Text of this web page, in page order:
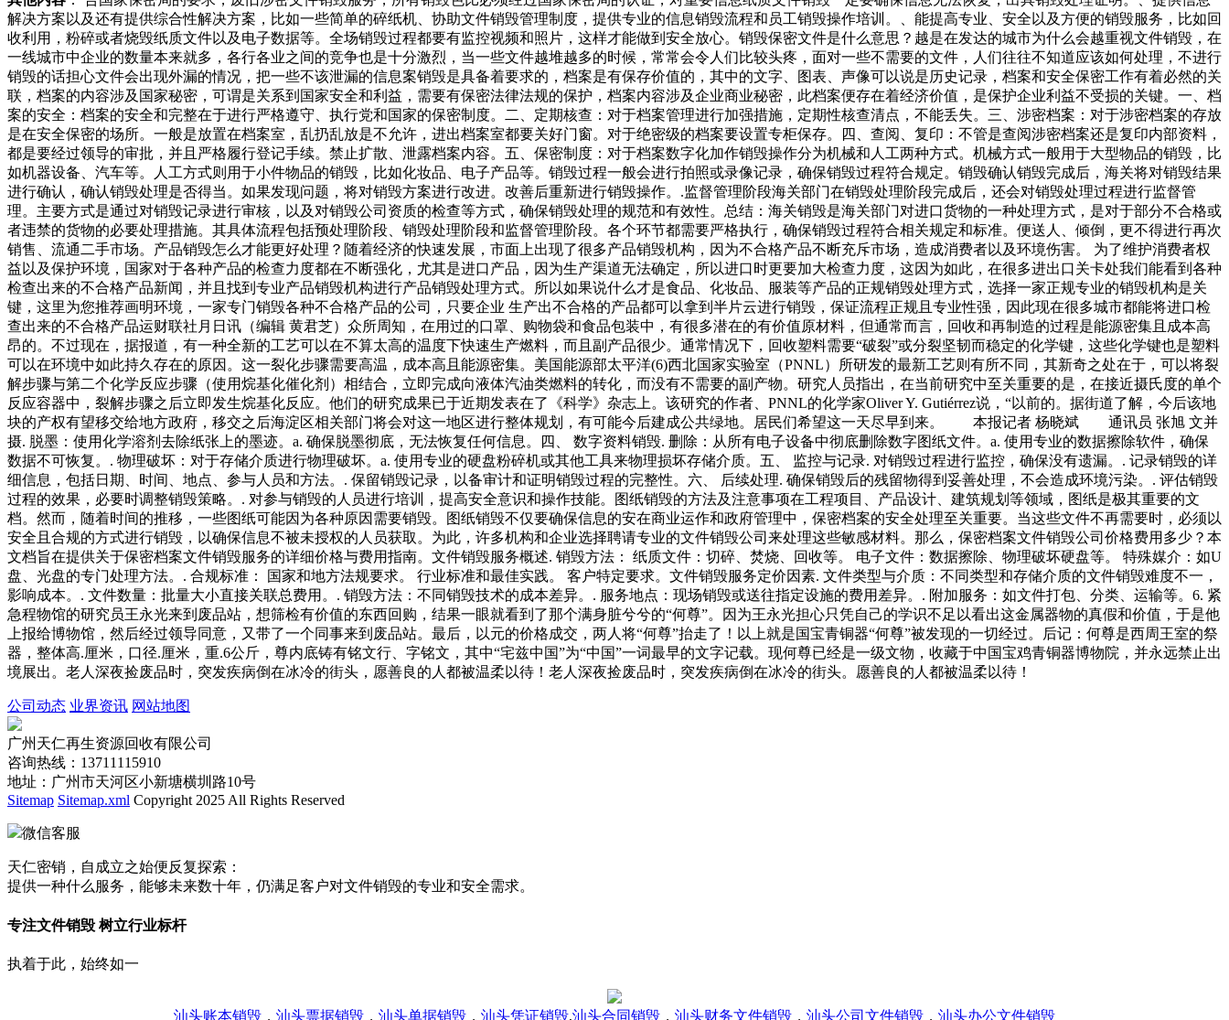
解决方案以及还有提供综合性解决方案，比如一些简单的碎纸机、协助文件销毁管理制度，提供专业的信息销毁流程和员工销毁操作培训。、能提高专业、安全以及方便的销毁服务，比如回
收利用，粉碎或者烧毁纸质文件以及电子数据等。全场销毁过程都要有监控视频和照片，这样才能做到安全放心。销毁保密文件是什么意思？越是在发达的城市为什么会越重视文件销毁，在
一线城市中企业的数量本来就多，各行各业之间的竞争也是十分激烈，当一些文件越堆越多的时候，常常会令人们比较头疼，面对一些不需要的文件，人们往往不知道应该如何处理，不进行
销毁的话担心文件会出现外漏的情况，把一些不该泄漏的信息案销毁是具备着要求的，档案是有保存价值的，其中的文字、图表、声像可以说是历史记录，档案和安全保密工作有着必然的关
联，档案的内容涉及国家秘密，可谓是关系到国家安全和利益，需要有保密法律法规的保护，档案内容涉及企业商业秘密，此档案便存在着经济价值，是保护企业利益不受损的关键。一、档
案的安全：档案的安全和完整在于进行严格遵守、执行党和国家的保密制度。二、定期核查：对于档案管理进行加强措施，定期性核查清点，不能丢失。三、涉密档案：对于涉密档案的存放
是在安全保密的场所。一般是放置在档案室，乱扔乱放是不允许，进出档案室都要关好门窗。对于绝密级的档案要设置专柜保存。四、查阅、复印：不管是查阅涉密档案还是复印内部资料，
都是要经过领导的审批，并且严格履行登记手续。禁止扩散、泄露档案内容。五、保密制度：对于档案数字化加作销毁操作分为机械和人工两种方式。机械方式一般用于大型物品的销毁，比
如机器设备、汽车等。人工方式则用于小件物品的销毁，比如化妆品、电子产品等。销毁过程一般会进行拍照或录像记录，确保销毁过程符合规定。销毁确认销毁完成后，海关将对销毁结果
进行确认，确认销毁处理是否得当。如果发现问题，将对销毁方案进行改进。改善后重新进行销毁操作。.监督管理阶段海关部门在销毁处理阶段完成后，还会对销毁处理过程进行监督管
理。主要方式是通过对销毁记录进行审核，以及对销毁公司资质的检查等方式，确保销毁处理的规范和有效性。总结：海关销毁是海关部门对进口货物的一种处理方式，是对于部分不合格或
者违禁的货物的必要处理措施。其具体流程包括预处理阶段、销毁处理阶段和监督管理阶段。各个环节都需要严格执行，确保销毁过程符合相关规定和标准。便送人、倾倒，更不得进行再次
销售、流通二手市场。产品销毁怎么才能更好处理？随着经济的快速发展，市面上出现了很多产品销毁机构，因为不合格产品不断充斥市场，造成消费者以及环境伤害。 为了维护消费者权
益以及保护环境，国家对于各种产品的检查力度都在不断强化，尤其是进口产品，因为生产渠道无法确定，所以进口时更要加大检查力度，这因为如此，在很多进出口关卡处我们能看到各种
检查出来的不合格产品新闻，并且找到专业产品销毁机构进行产品销毁处理方式。所以如果说什么才是食品、化妆品、服装等产品的正规销毁处理方式，选择一家正规专业的销毁机构是关
键，这里为您推荐画明环境，一家专门销毁各种不合格产品的公司，只要企业 生产出不合格的产品都可以拿到半片云进行销毁，保证流程正规且专业性强，因此现在很多城市都能将进口检
查出来的不合格产品运财联社月日讯（编辑 黄君芝）众所周知，在用过的口罩、购物袋和食品包装中，有很多潜在的有价值原材料，但通常而言，回收和再制造的过程是能源密集且成本高
昂的。不过现在，据报道，有一种全新的工艺可以在不算太高的温度下快速生产燃料，而且副产品很少。通常情况下，回收塑料需要“破裂”或分裂坚韧而稳定的化学键，这些化学键也是塑料
可以在环境中如此持久存在的原因。这一裂化步骤需要高温，成本高且能源密集。美国能源部太平洋(6)西北国家实验室（PNNL）所研发的最新工艺则有所不同，其新奇之处在于，可以将裂
解步骤与第二个化学反应步骤（使用烷基化催化剂）相结合，立即完成向液体汽油类燃料的转化，而没有不需要的副产物。研究人员指出，在当前研究中至关重要的是，在接近摄氏度的单个
反应容器中，裂解步骤之后立即发生烷基化反应。他们的研究成果已于近期发表在了《科学》杂志上。该研究的作者、PNNL的化学家Oliver Y. Gutiérrez说，“以前的。据街道了解，今后该地
块的产权有望移交给地方政府，移交之后海淀区相关部门将会对这一地区进行整体规划，有可能今后建成公共绿地。居民们希望这一天尽早到来。 本报记者 杨晓斌 通讯员 张旭 文并
摄. 脱墨：使用化学溶剂去除纸张上的墨迹。a. 确保脱墨彻底，无法恢复任何信息。四、 数字资料销毁. 删除：从所有电子设备中彻底删除数字图纸文件。a. 使用专业的数据擦除软件，确保
数据不可恢复。. 物理破坏：对于存储介质进行物理破坏。a. 使用专业的硬盘粉碎机或其他工具来物理损坏存储介质。五、 监控与记录. 对销毁过程进行监控，确保没有遗漏。. 记录销毁的详
细信息，包括日期、时间、地点、参与人员和方法。. 保留销毁记录，以备审计和证明销毁过程的完整性。六、 后续处理. 确保销毁后的残留物得到妥善处理，不会造成环境污染。. 评估销毁
过程的效果，必要时调整销毁策略。. 对参与销毁的人员进行培训，提高安全意识和操作技能。图纸销毁的方法及注意事项在工程项目、产品设计、建筑规划等领域，图纸是极其重要的文
档。然而，随着时间的推移，一些图纸可能因为各种原因需要销毁。图纸销毁不仅要确保信息的安在商业运作和政府管理中，保密档案的安全处理至关重要。当这些文件不再需要时，必须以
安全且合规的方式进行销毁，以确保信息不被未授权的人员获取。为此，许多机构和企业选择聘请专业的文件销毁公司来处理这些敏感材料。那么，保密档案文件销毁公司价格费用多少？本
文档旨在提供关于保密档案文件销毁服务的详细价格与费用指南。文件销毁服务概述. 销毁方法： 纸质文件：切碎、焚烧、回收等。 电子文件：数据擦除、物理破坏硬盘等。 特殊媒介：如U
盘、光盘的专门处理方法。. 合规标准： 国家和地方法规要求。 行业标准和最佳实践。 客户特定要求。文件销毁服务定价因素. 文件类型与介质：不同类型和存储介质的文件销毁难度不一，
影响成本。. 文件数量：批量大小直接关联总费用。. 销毁方法：不同销毁技术的成本差异。. 服务地点：现场销毁或送往指定设施的费用差异。. 附加服务：如文件打包、分类、运输等。6. 紧
急程物馆的研究员王永光来到废品站，想筛检有价值的东西回购，结果一眼就看到了那个满身脏兮兮的“何尊”。因为王永光担心只凭自己的学识不足以看出这金属器物的真假和价值，于是他
上报给博物馆，然后经过领导同意，又带了一个同事来到废品站。最后，以元的价格成交，两人将“何尊”抬走了！以上就是国宝青铜器“何尊”被发现的一切经过。后记：何尊是西周王室的祭
器，整体高.厘米，口径.厘米，重.6公斤，尊内底铸有铭文行、字铭文，其中“宅兹中国”为“中国”一词最早的文字记载。现何尊已经是一级文物，收藏于中国宝鸡青铜器博物院，并永远禁止出
境展出。老人深夜捡废品时，突发疾病倒在冰冷的街头，愿善良的人都被温柔以待！老人深夜捡废品时，突发疾病倒在冰冷的街头。愿善良的人都被温柔以待！
公司动态 业界资讯 网站地图
广州天仁再生资源回收有限公司
咨询热线：13711115910
地址：广州市天河区小新塘横圳路10号
Sitemap Sitemap.xml Copyright 2025 All Rights Reserved
微信客服
天仁密销，自成立之始便反复探索：
提供一种什么服务，能够未来数十年，仍满足客户对文件销毁的专业和安全需求。
专注文件销毁 树立行业标杆
执着于此，始终如一
汕头账本销毁 ， 汕头票据销毁 ， 汕头单据销毁 ， 汕头凭证销毁,汕头合同销毁 ， 汕头财务文件销毁 ， 汕头公司文件销毁 ， 汕头办公文件销毁